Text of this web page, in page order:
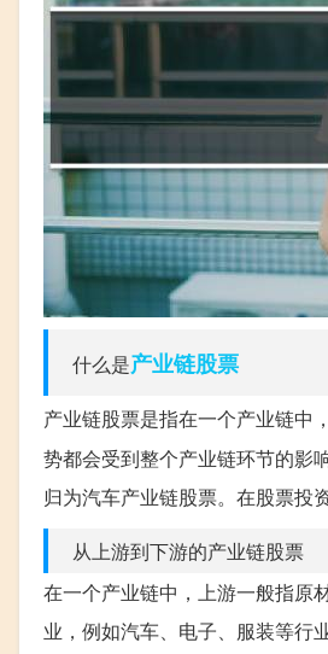
什么是产业链股票
产业链股票是指在一个产业链中
势都会受到整个产业链环节的影
归为汽车产业链股票。在股票投
从上游到下游的产业链股票
在一个产业链中，上游一般指原
业，例如汽车、电子、服装等行